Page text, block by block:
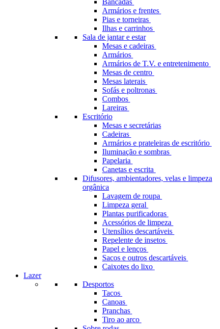
Bancadas
Armários e frentes
Pias e torneiras
Ilhas e carrinhos
Sala de jantar e estar
Mesas e cadeiras
Armários
Armários de T.V. e entretenimento
Mesas de centro
Mesas laterais
Sofás e poltronas
Combos
Lareiras
Escritório
Mesas e secretárias
Cadeiras
Armários e prateleiras de escritório
Iluminação e sombras
Papelaria
Canetas e escrita
Difusores, ambientadores, velas e limpeza
orgânica
Lavagem de roupa
Limpeza geral
Plantas purificadoras
Acessórios de limpeza
Utensílios descartáveis
Repelente de insetos
Papel e lenços
Sacos e outros descartáveis
Caixotes do lixo
Lazer
Desportos
Tacos
Canoas
Pranchas
Tiro ao arco